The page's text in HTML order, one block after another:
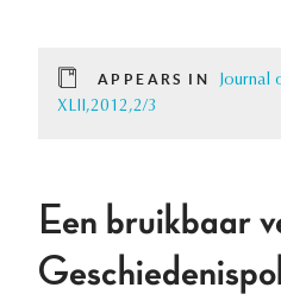
APPEARS IN
Journal
XLII,2012,2/3
Een bruikbaar